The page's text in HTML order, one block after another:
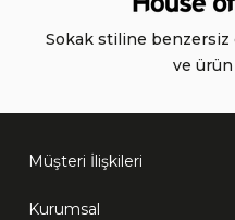
Sokak stiline benzersiz
ve
Müşteri İlişkileri
Kurumsal